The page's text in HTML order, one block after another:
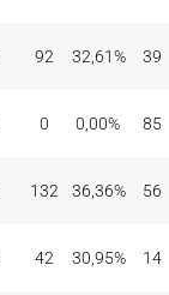
92 32,61% 39
0 0,00% 85
132 36,36% 56
42 30,95% 14